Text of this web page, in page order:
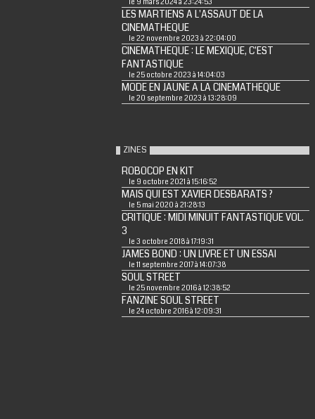
le 9 mars 2024 à 23:24:53
LES MARTIENS A L'ASSAUT DE LA
CINEMATHEQUE
le 22 novembre 2023 à 22:04:00
CINEMATHEQUE : LE MEXIQUE, C'EST
FANTASTIQUE
le 25 octobre 2023 à 14:04:03
MODE EN JAUNE A LA CINEMATHEQUE
le 20 septembre 2023 à 13:28:09
ZINES
ROBOCOP EN KIT
le 9 octobre 2021 à 15:16:52
MAIS QUI EST XAVIER DESBARATS ?
le 5 mai 2020 à 21:28:13
CRITIQUE : MIDI MINUIT FANTASTIQUE VOL.
3
le 3 octobre 2018 à 17:19:31
JAMES BOND : UN LIVRE ET UN ESSAI
le 11 septembre 2017 à 14:07:38
SOUL STREET
le 25 novembre 2016 à 12:38:52
FANZINE SOUL STREET
le 24 octobre 2016 à 12:09:31